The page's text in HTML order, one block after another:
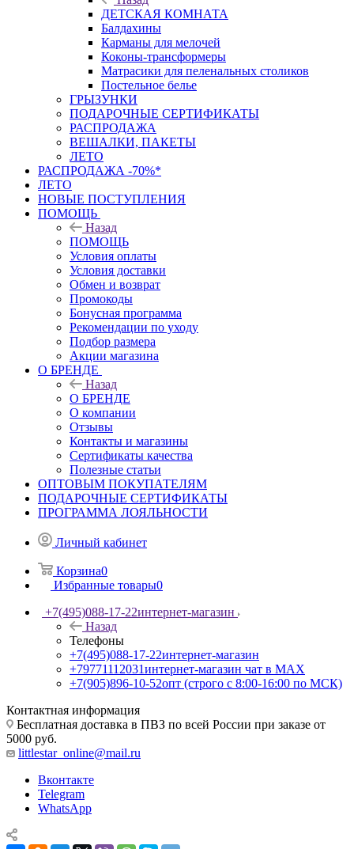
ДЕТСКАЯ КОМНАТА
Балдахины
Карманы для мелочей
Коконы-трансформеры
Матрасики для пеленальных столиков
Постельное белье
ГРЫЗУНКИ
ПОДАРОЧНЫЕ СЕРТИФИКАТЫ
РАСПРОДАЖА
ВЕШАЛКИ, ПАКЕТЫ
ЛЕТО
РАСПРОДАЖА -70%*
ЛЕТО
НОВЫЕ ПОСТУПЛЕНИЯ
ПОМОЩЬ
Назад
ПОМОЩЬ
Условия оплаты
Условия доставки
Обмен и возврат
Промокоды
Бонусная программа
Рекомендации по уходу
Подбор размера
Акции магазина
О БРЕНДЕ
Назад
О БРЕНДЕ
О компании
Отзывы
Контакты и магазины
Сертификаты качества
Полезные статьи
ОПТОВЫМ ПОКУПАТЕЛЯМ
ПОДАРОЧНЫЕ СЕРТИФИКАТЫ
ПРОГРАММА ЛОЯЛЬНОСТИ
Личный кабинет
Корзина0
Избранные товары0
+7(495)088-17-22интернет-магазин
Назад
Телефоны
+7(495)088-17-22интернет-магазин
+79771112031интернет-магазин чат в MAX
+7(905)896-10-52опт (строго с 8:00-16:00 по МСК)
Контактная информация
Бесплатная доставка в ПВЗ по всей России при заказе от
5000 руб.
littlestar_online@mail.ru
Вконтакте
Telegram
WhatsApp